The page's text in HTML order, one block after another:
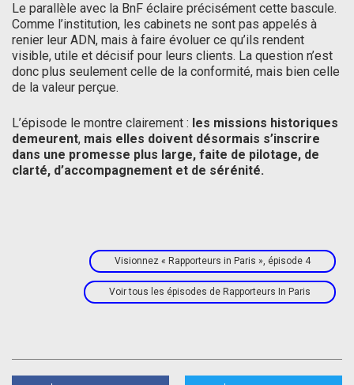
Le parallèle avec la BnF éclaire précisément cette bascule.
Comme l’institution, les cabinets ne sont pas appelés à
renier leur ADN, mais à faire évoluer ce qu’ils rendent
visible, utile et décisif pour leurs clients. La question n’est
donc plus seulement celle de la conformité, mais bien celle
de la valeur perçue.
L’épisode le montre clairement : les missions historiques
demeurent, mais elles doivent désormais s’inscrire
dans une promesse plus large, faite de pilotage, de
clarté, d’accompagnement et de sérénité.
Visionnez « Rapporteurs in Paris », épisode 4
Voir tous les épisodes de Rapporteurs In Paris